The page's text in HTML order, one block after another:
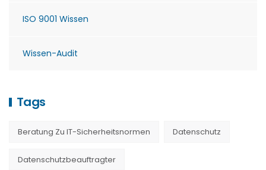
ISO 9001 Wissen
Wissen-Audit
Tags
Beratung Zu IT-Sicherheitsnormen Datenschutz
Datenschutzbeauftragter